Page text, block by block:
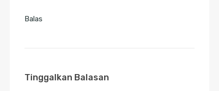
Balas
Tinggalkan Balasan